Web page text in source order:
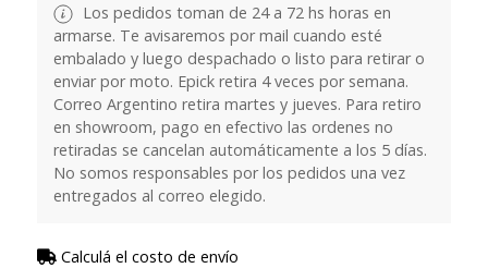
Los pedidos toman de 24 a 72 hs horas en
armarse. Te avisaremos por mail cuando esté
embalado y luego despachado o listo para retirar o
enviar por moto. Epick retira 4 veces por semana.
Correo Argentino retira martes y jueves. Para retiro
en showroom, pago en efectivo las ordenes no
retiradas se cancelan automáticamente a los 5 días.
No somos responsables por los pedidos una vez
entregados al correo elegido.
Calculá el costo de envío